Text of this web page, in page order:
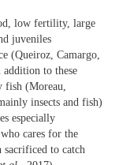
low fertility, large
juveniles
(Queiroz, Camargo,
to these
fish (Moreau,
insects and fish)
especially
cares for the
to catch